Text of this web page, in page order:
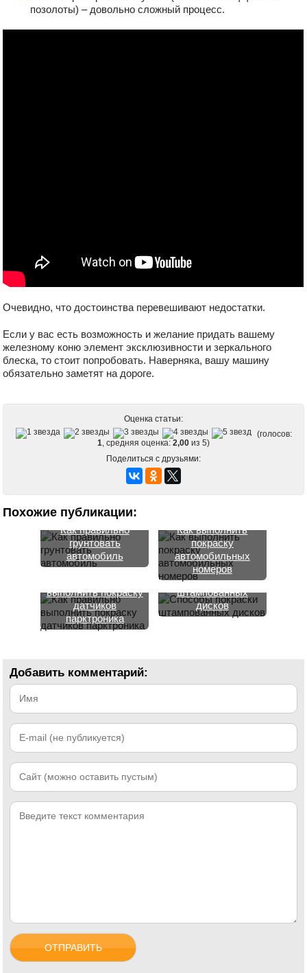
позолоты) – довольно сложный процесс.
Очевидно, что достоинства перевешивают недостатки.
Если у вас есть возможность и желание придать вашему
железному коню элемент эксклюзивности и зеркального
блеска, то стоит попробовать. Наверняка, вашу машину
обязательно заметят на дороге.
Оценка статьи:
(голосов:
1, средняя оценка: 2,00 из 5)
Поделиться с друзьями:
Похожие публикации:
Как правильно
грунтовать
автомобиль
Как выполнить
покраску
автомобильных
номеров
выполнить покраску
датчиков
парктроника
Способы покраски
штампованных
дисков
Добавить комментарий: